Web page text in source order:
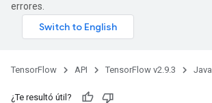
errores.
TensorFlow API TensorFlow v2.9.3 Java
¿Te resultó útil?